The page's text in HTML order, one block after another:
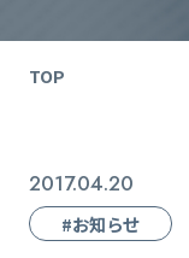
TOP
2017.04.20
#お知らせ